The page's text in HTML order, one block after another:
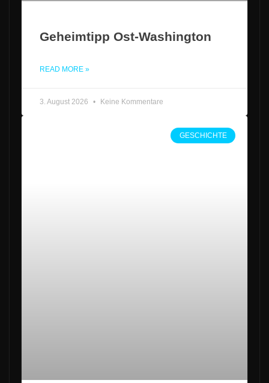
Geheimtipp Ost-Washington
READ MORE »
3. August 2026 Keine Kommentare
GESCHICHTE